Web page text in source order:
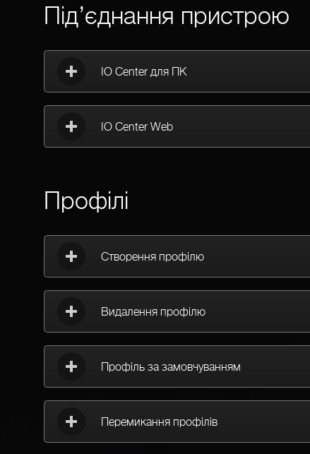
Під’єднання пристрою
IO Center для ПК
IO Center Web
Профілі
Створення профілю
Видалення профілю
Профіль за замовчуванням
Перемикання профілів